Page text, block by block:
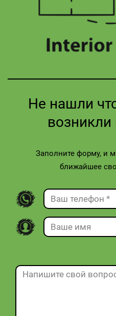
Не нашли
Заполните форму, и
ближайшее